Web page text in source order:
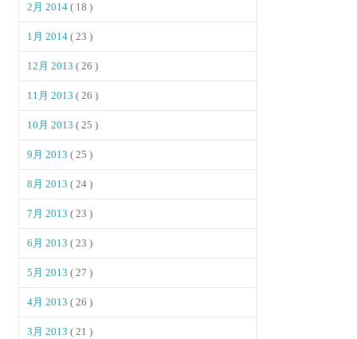
2月 2014( 18 )
1月 2014( 23 )
12月 2013( 26 )
11月 2013( 26 )
10月 2013( 25 )
9月 2013( 25 )
8月 2013( 24 )
7月 2013( 23 )
6月 2013( 23 )
5月 2013( 27 )
4月 2013( 26 )
3月 2013( 21 )